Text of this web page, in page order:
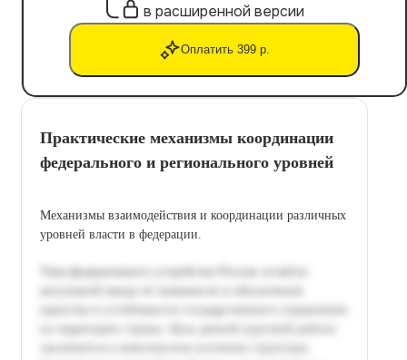
в расширенной версии
Оплатить 399 р.
Практические механизмы координации
федерального и регионального уровней
Механизмы взаимодействия и координации различных
уровней власти в федерации.